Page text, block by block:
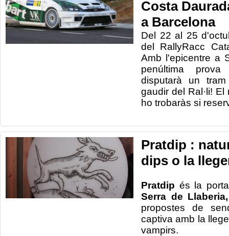
Costa
a Barcelona
Del 22 al 25
del
RallyRacc
Amb
l'epicentre a
penúltima
prova
disputarà un
tram
gaudir del Ral·li! El
ho trobaràs si
Pratdip :
dips o la
Pratdip és la porta
Serra de Llaberia,
propostes
de
captiva amb la
vampirs.